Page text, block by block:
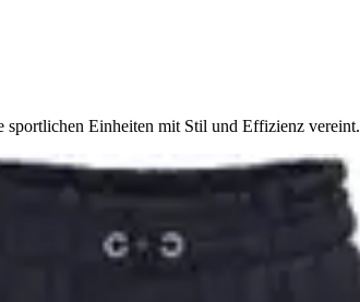
Einheiten mit Stil und Effizienz vereint.